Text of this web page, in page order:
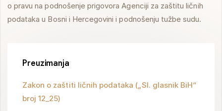
o pravu na podnošenje prigovora Agenciji za zaštitu ličnih
podataka u Bosni i Hercegovini i podnošenju tužbe sudu.
Preuzimanja
Zakon o zaštiti ličnih podataka („Sl. glasnik BiH“
broj 12_25)